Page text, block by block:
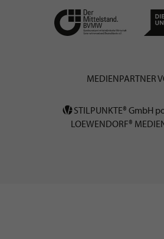
MEDIENPARTNER
STILPUNKTE® GmbH
LOEWENDORF®